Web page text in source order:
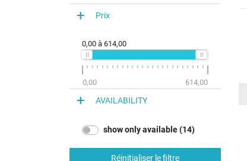
Prix
0,00 à 614,00
0,00 614,00
AVAILABILITY
show only available (14)
Réinitialiser le filtre